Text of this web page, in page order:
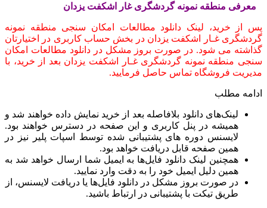
معرفی منطقه نمونه گردشگری غار اشکفت یزدان
پس از خرید، لینک دانلود مطالعات امکان سنجی منطقه نمونه
گردشگری غـار اشکفت یزدان در بخش حساب کاربری در اختیارتان
گذاشته می شود. در صورت بروز مشکل در دانلود مطالعات امکان
سنجی منطقه نمونه گردشگری غـار اشکفت یزدان بعد از خرید، با
مدیریت فروشگاه تماس حاصل فرمایید.
ادامه مطلب
لینک‌های دانلود بلافاصله بعد از خرید نمایش داده خواهند شد و
همیشه در پنل کاربری و این صفحه در دسترس خواهند بود.
لایسنس دوره های پشتیبانی شده توسط اسپات پلیر نیز در
همین صفحه قابل دریافت خواهد بود.
همچنین لینک دانلود فایل‌ها به ایمیل شما ارسال خواهد شد به
همین دلیل ایمیل خود را به دقت وارد نمایید.
در صورت بروز مشکل در دانلود فایل‌ها یا دریافت لایسنس، از
طریق تیکت با پشتیبانی در ارتباط باشید.